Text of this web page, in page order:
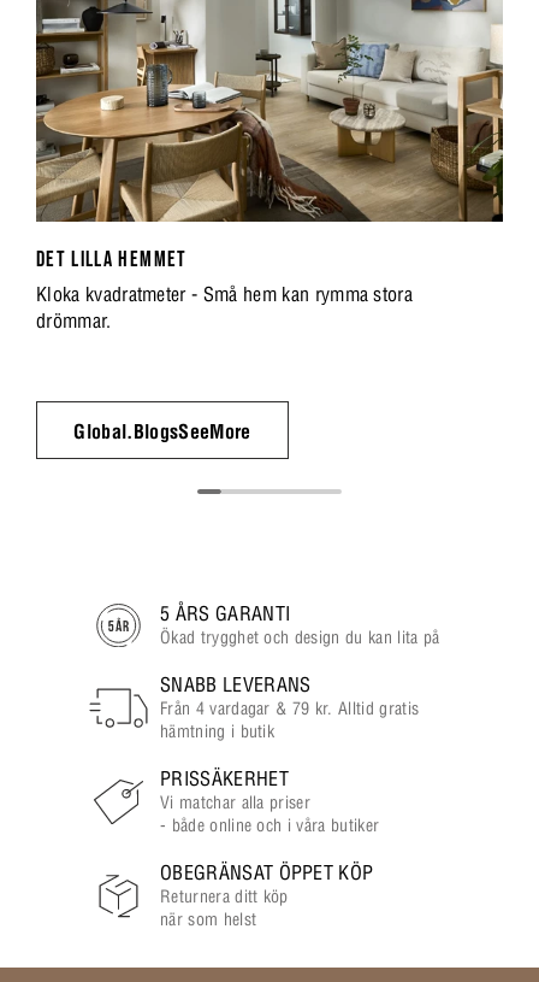
DET LILLA HEMMET
Kloka kvadratmeter - Små hem kan rymma stora
drömmar.
Global.BlogsSeeMore
5 ÅRS GARANTI
Ökad trygghet och design du kan lita på
SNABB LEVERANS
Från 4 vardagar & 79 kr. Alltid gratis
hämtning i butik
PRISSÄKERHET
Vi matchar alla priser
- både online och i våra butiker
OBEGRÄNSAT ÖPPET KÖP
Returnera ditt köp
när som helst